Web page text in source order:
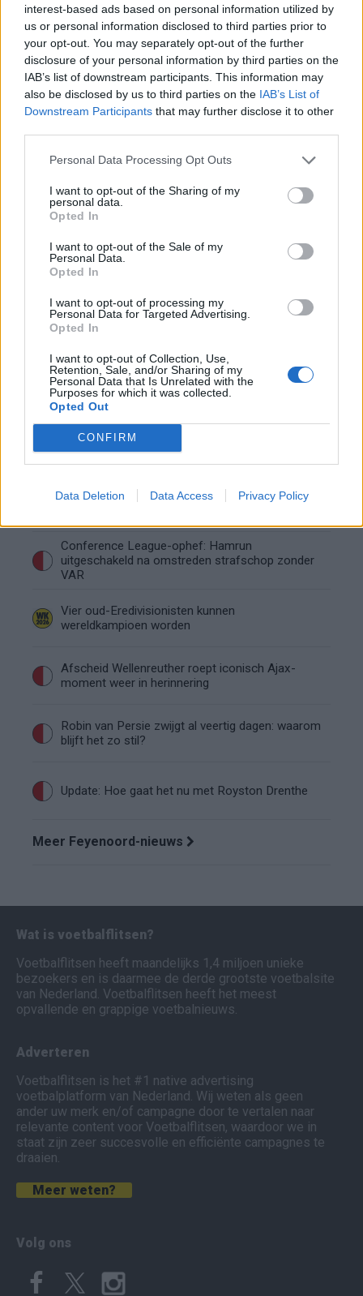
interest-based ads based on personal information utilized by
us or personal information disclosed to third parties prior to
your opt-out. You may separately opt-out of the further
disclosure of your personal information by third parties on the
IAB’s list of downstream participants. This information may
also be disclosed by us to third parties on the IAB’s List of
Downstream Participants that may further disclose it to other
Personal Data Processing Opt Outs
I want to opt-out of the Sharing of my
personal data.
Opted In
I want to opt-out of the Sale of my
Personal Data.
Opted In
I want to opt-out of processing my
Personal Data for Targeted Advertising.
Opted In
I want to opt-out of Collection, Use,
Retention, Sale, and/or Sharing of my
Personal Data that Is Unrelated with the
Purposes for which it was collected.
Opted Out
CONFIRM
Data Deletion Data Access Privacy Policy
Shaqueel van Persie ontkracht geruchten over
keuze voor Marokko
Brengt Sporting Portugal Feyenoord in de
problemen rond Hadj Moussa?
Feyenoord-verhaal van Calvin Stengs
'Hij is weer gewoon mijn vader': Shaqueel
openhartig over Robin van Persie
Lille geeft niet op na afwijzing: komt er nieuw
bod op Gjivai Zechiël?
Been blikt terug op historische afstraffing: "Die
Calvin Stengs opnieuw vader: bijzonder nieuws in
onzekere transferzomer
Zoë Livay raakt draad kwijt tijdens open dag
Feyenoord na storing met autocue
Wanneer is de loting voor de Champions
League? PSV en Feyenoord weten dan hun
Conference League-ophef: Hamrun
uitgeschakeld na omstreden strafschop zonder
VAR
Vier oud-Eredivisionisten kunnen
wereldkampioen worden
Afscheid Wellenreuther roept iconisch Ajax-
moment weer in herinnering
Robin van Persie zwijgt al veertig dagen: waarom
blijft het zo stil?
Update: Hoe gaat het nu met Royston Drenthe
Meer Feyenoord-nieuws
Wat is voetbalflitsen?
Voetbalflitsen heeft maandelijks 1,4 miljoen unieke
bezoekers en is daarmee de derde grootste voetbalsite
van Nederland. Voetbalflitsen heeft het meest
opvallende en grappige voetbalnieuws.
Adverteren
Voetbalflitsen is het #1 native advertising
voetbalplatform van Nederland. Wij weten als geen
ander uw merk en/of campagne door te vertalen naar
relevante content voor Voetbalflitsen, waardoor we in
staat zijn zeer succesvolle en efficiënte campagnes te
draaien.
Meer weten?
Volg ons